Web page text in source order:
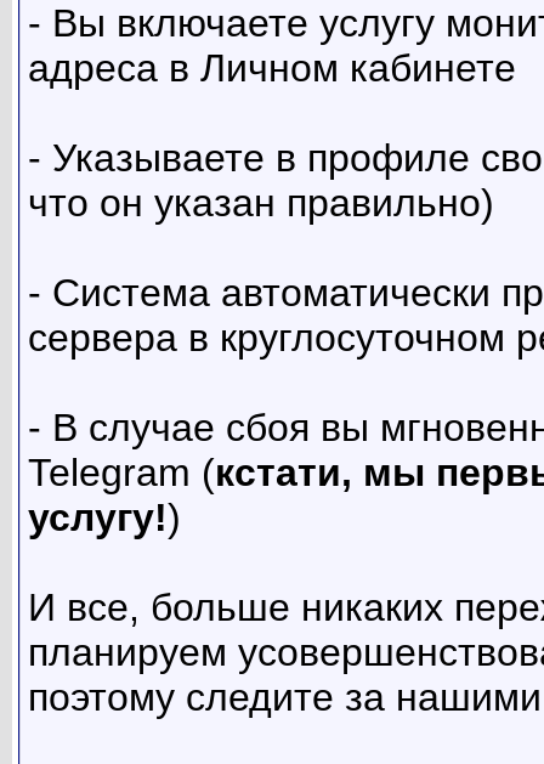
- Вы включаете услугу
адреса в Личном кабинете
- Указываете в профиле
что он указан правильно)
- Система автоматически
сервера в круглосуточном
- В случае сбоя вы
Telegram (кстати, мы
услугу!)
И все, больше никаких
планируем
поэтому следите за